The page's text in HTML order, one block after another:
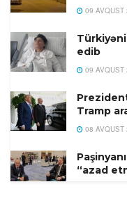
09
edib
09
Tramp
08
“azad